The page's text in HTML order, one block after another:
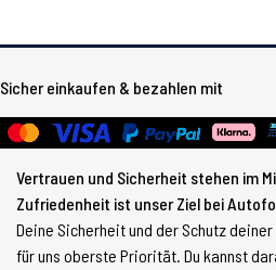
Sicher einkaufen & bezahlen mit
Vertrauen und Sicherheit stehen im
Zufriedenheit ist unser Ziel bei
Deine Sicherheit und der Schutz
für uns oberste Priorität. Du kannst